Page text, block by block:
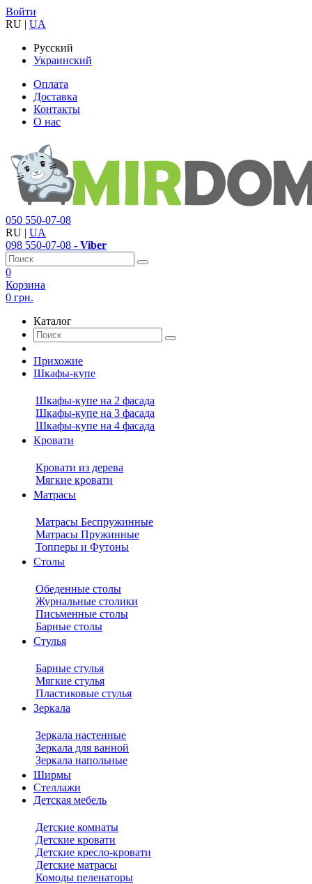
Войти
RU | UA
Русский
Украинский
Оплата
Доставка
Контакты
О нас
050 550-07-08
RU | UA
098 550-07-08 - Viber
0
Корзина
0 грн.
Каталог
Прихожие
Шкафы-купе
Шкафы-купе на 2 фасада
Шкафы-купе на 3 фасада
Шкафы-купе на 4 фасада
Кровати
Кровати из дерева
Мягкие кровати
Матрасы
Матрасы Беспружинные
Матрасы Пружинные
Топперы и Футоны
Столы
Обеденные столы
Журнальные столики
Письменные столы
Барные столы
Стулья
Барные стулья
Мягкие стулья
Пластиковые стулья
Зеркала
Зеркала настенные
Зеркала для ванной
Зеркала напольные
Ширмы
Стеллажи
Детская мебель
Детские комнаты
Детские кровати
Детские кресло-кровати
Детские матрасы
Комоды пеленаторы